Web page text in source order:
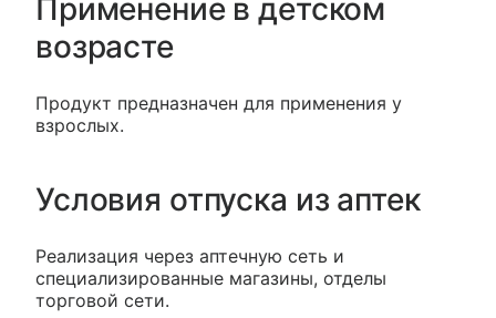
Применение в детском
возрасте
Продукт предназначен для применения у
взрослых.
Условия отпуска из аптек
Реализация через аптечную сеть и
специализированные магазины, отделы
торговой сети.